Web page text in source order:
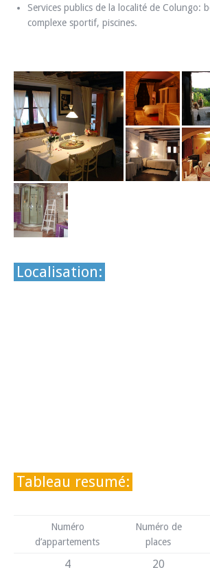
Services publics de la localité de Colungo:
complexe sportif, piscines.
Localisation:
Tableau resumé:
Numéro
d’appartements
Numéro de
places
4 20